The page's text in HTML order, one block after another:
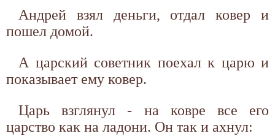
Андрей взял деньги, отдал ковер и
пошел домой.
А царский советник поехал к царю и
показывает ему ковер.
Царь взглянул - на ковре все его
царство как на ладони. Он так и ахнул: